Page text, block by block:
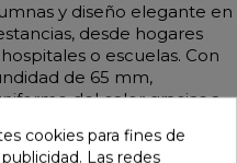
y diseño elegante en
desde hogares
o escuelas. Con
de 65 mm,
del calor gracias a
de condensación o
cookies para fines de
Las redes